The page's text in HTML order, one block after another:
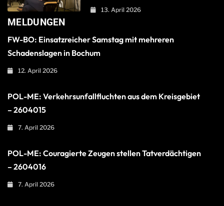
13. April 2026
MELDUNGEN
FW-BO: Einsatzreicher Samstag mit mehreren
Schadenslagen in Bochum
12. April 2026
POL-ME: Verkehrsunfallfluchten aus dem Kreisgebiet
– 2604015
7. April 2026
POL-ME: Couragierte Zeugen stellen Tatverdächtigen
– 2604016
7. April 2026